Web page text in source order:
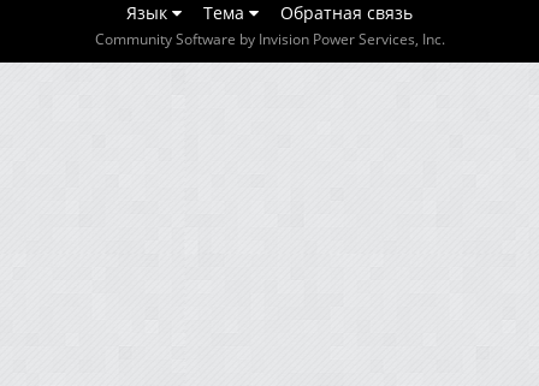
Язык
Тема Обратная связь
Community Software by Invision Power Services, Inc.